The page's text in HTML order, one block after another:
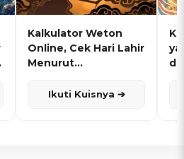
Kalkulator Weton
Online, Cek Hari Lahir
Menurut
Ikuti Kuisnya ➔